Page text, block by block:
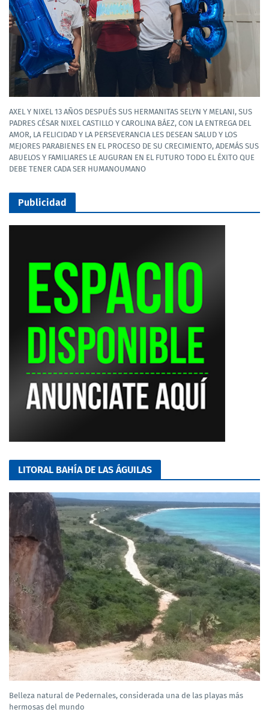
AXEL Y NIXEL 13 AÑOS DESPUÉS SUS HERMANITAS SELYN Y MELANI, SUS
PADRES CÉSAR NIXEL CASTILLO Y CAROLINA BÁEZ, CON LA ENTREGA DEL
AMOR, LA FELICIDAD Y LA PERSEVERANCIA LES DESEAN SALUD Y LOS
MEJORES PARABIENES EN EL PROCESO DE SU CRECIMIENTO, ADEMÁS SUS
ABUELOS Y FAMILIARES LE AUGURAN EN EL FUTURO TODO EL ÉXITO QUE
DEBE TENER CADA SER HUMANOUMANO
Publicidad
LITORAL BAHÍA DE LAS ÁGUILAS
Belleza natural de Pedernales, considerada una de las playas más
hermosas del mundo